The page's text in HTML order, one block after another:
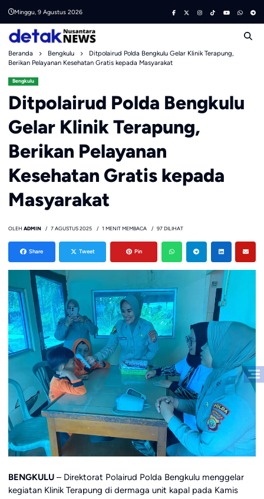
content
Minggu, 9 Agustus 2026
Beranda Bengkulu
Ditpolairud Polda Bengkulu Gelar Klinik Terapung,
Berikan Pelayanan Kesehatan Gratis kepada Masyarakat
Bengkulu
Ditpolairud Polda Bengkulu
Gelar Klinik Terapung,
Berikan Pelayanan
Kesehatan Gratis kepada
Masyarakat
OLEH ADMIN 7 AGUSTUS 2025 1 MENIT MEMBACA 97 DILIHAT
Share Tweet Pin
BENGKULU– Direktorat Polairud Polda Bengkulu menggelar
kegiatan Klinik Terapung di dermaga unit kapal pada Kamis